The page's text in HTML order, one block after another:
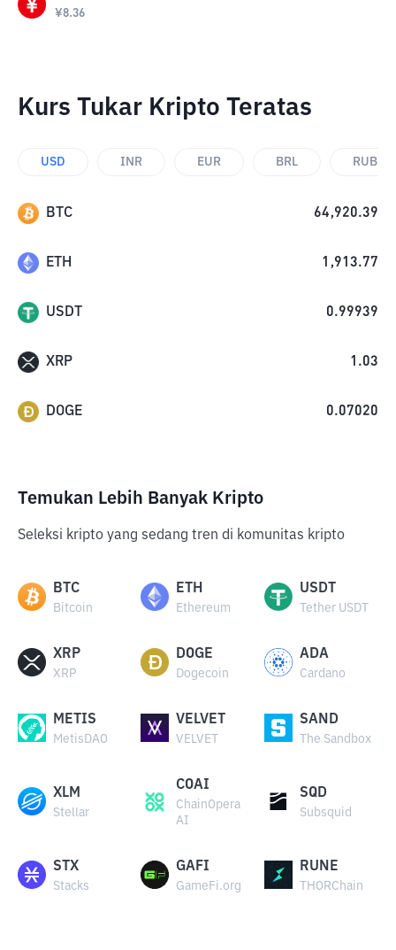
¥8.36
Kurs Tukar Kripto Teratas
USD INR EUR BRL RUB
BTC 64,920.39
ETH 1,913.77
USDT 0.99939
XRP 1.03
DOGE 0.07020
Temukan Lebih Banyak Kripto
Seleksi kripto yang sedang tren di komunitas kripto
BTC
Bitcoin
ETH
Ethereum
USDT
Tether USDT
XRP
XRP
DOGE
Dogecoin
ADA
Cardano
METIS
MetisDAO
VELVET
VELVET
SAND
The Sandbox
XLM
Stellar
COAI
ChainOpera
AI
SQD
Subsquid
STX
Stacks
GAFI
GameFi.org
RUNE
THORChain